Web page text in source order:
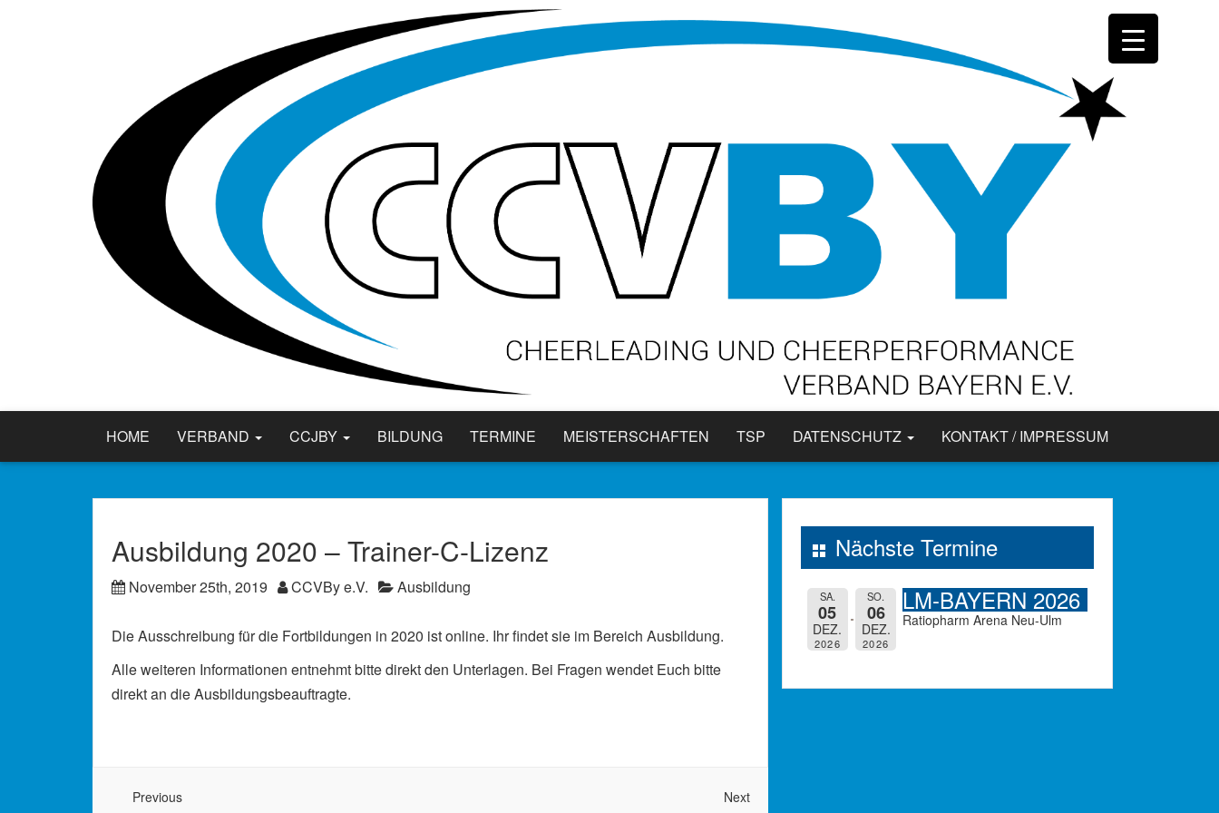
HOME VERBAND CCJBY BILDUNG TERMINE MEISTERSCHAFTEN TSP DATENSCHUTZ KONTAKT / IMPRESSUM
Ausbildung 2020 – Trainer-C-Lizenz
November 25th, 2019 CCVBy e.V. Ausbildung
Die Ausschreibung für die Fortbildungen in 2020 ist online. Ihr findet sie im Bereich Ausbildung.
Alle weiteren Informationen entnehmt bitte direkt den Unterlagen. Bei Fragen wendet Euch bitte
direkt an die Ausbildungsbeauftragte.
Next
Previous
Nächste Termine
SA.
05
DEZ.
2026
SO.
06
DEZ.
2026
LM-BAYERN 2026
Ratiopharm Arena Neu-Ulm